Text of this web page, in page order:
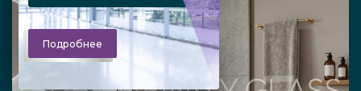
Подробнее